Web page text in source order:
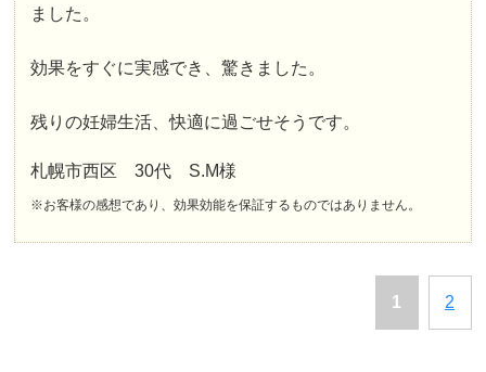
ました。
効果をすぐに実感でき、驚きました。
残りの妊婦生活、快適に過ごせそう です。
札幌市西区 30代 S.M様
※お客様の感想であり、効果効能を保証するものではありません。
1 2